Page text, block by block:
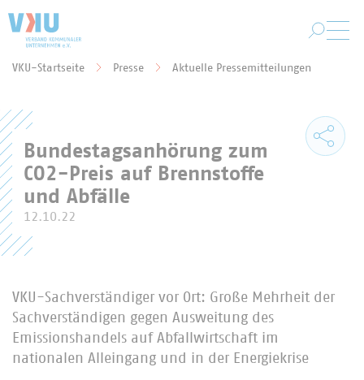
VKU-Startseite Presse Aktuelle Pressemitteilungen
Bundestagsanhörung zum
CO2-Preis auf Brennstoffe
und Abfälle
12.10.22
VKU-Sachverständiger vor Ort: Große Mehrheit der
Sachverständigen gegen Ausweitung des
Emissionshandels auf Abfallwirtschaft im
nationalen Alleingang und in der Energiekrise